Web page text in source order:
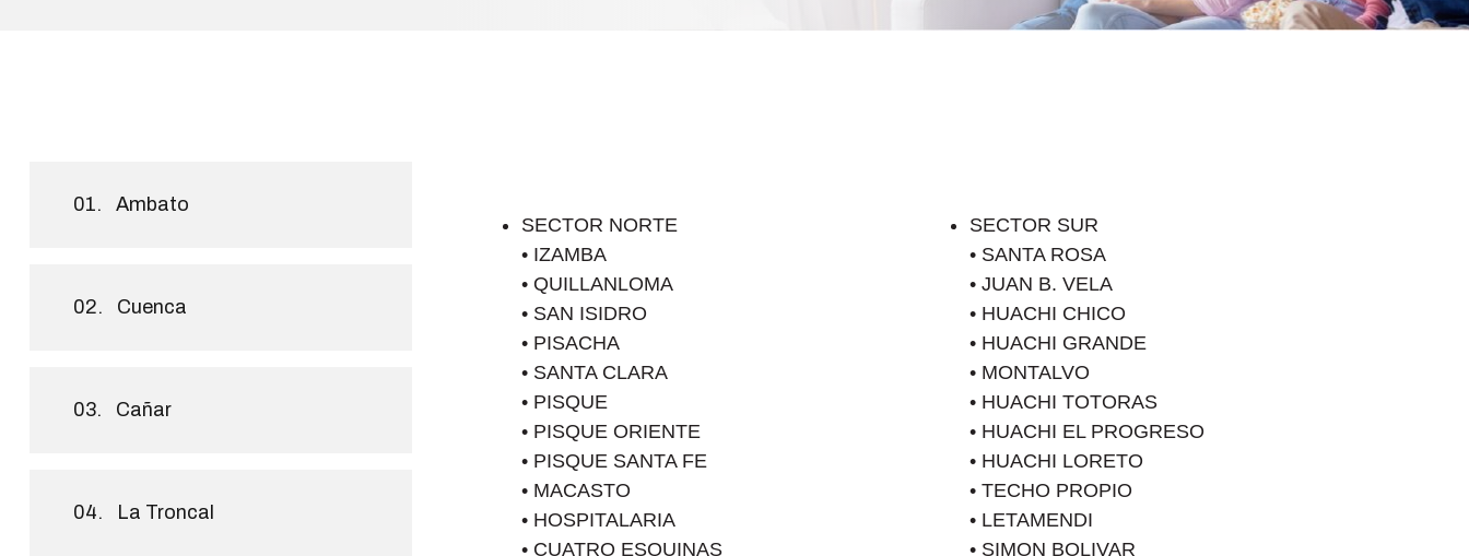
01. Ambato
02. Cuenca
03. Cañar
04. La Troncal
SECTOR NORTE
• IZAMBA
• QUILLANLOMA
• SAN ISIDRO
• PISACHA
• SANTA CLARA
• PISQUE
• PISQUE ORIENTE
• PISQUE SANTA FE
• MACASTO
• HOSPITALARIA
• CUATRO ESQUINAS
SECTOR SUR
• SANTA ROSA
• JUAN B. VELA
• HUACHI CHICO
• HUACHI GRANDE
• MONTALVO
• HUACHI TOTORAS
• HUACHI EL PROGRESO
• HUACHI LORETO
• TECHO PROPIO
• LETAMENDI
• SIMON BOLIVAR